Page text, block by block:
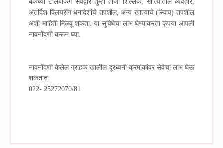
बँकेच्या टेलिबँकिंग सेवेद्वारे तुम्ही ताजी शिल्लक, खात्यातील व्यवहार,
अंतर्दिश क्लियरींग धनादेशांचे तपशील, अन्य खात्याचे (स्विच) तपशील
अशी माहिती मिळवू शकता. या सुविधेचा लाभ घेण्याकरता कृपया आपली
नावनोंदणी करून घ्या.
नावनोंदणी केलेल ग्राहक खालील दूरध्वनी क्रमांकांवर सेवेचा लाभ घेऊ
शकतात:
022- 25272070/81